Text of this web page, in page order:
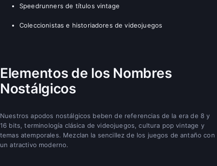
Speedrunners de títulos vintage
Coleccionistas e historiadores de videojuegos
Elementos de los Nombres
Nostálgicos
Nuestros apodos nostálgicos beben de referencias de la era de 8 y
16 bits, terminología clásica de videojuegos, cultura pop vintage y
temas atemporales. Mezclan la sencillez de los juegos de antaño con
un atractivo moderno.